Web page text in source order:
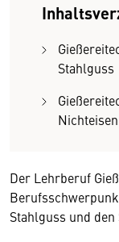
Stahlguss
Der Lehrberuf
Stahlguss und